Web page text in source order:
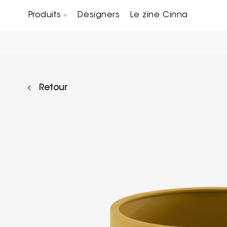
Produits Designers Le zine Cinna
Retour